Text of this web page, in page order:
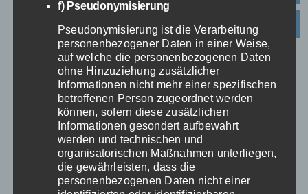
zum Kosten senken bei. Um die
Energie möglichst effizient zu
nutzen – zum einen für den
Umweltschutz, aber gleichzeitig
auch für eine Kostenminimierung,
sollte die Lösung eine Verteilung
auf mehrere nachhaltige
Energieverfahren sein, wie
beispielsweise auf Solar- und
f) Pseudonymisierung
Pseudonymisierung ist die Verarbeitung
personenbezogener Daten in einer Weise,
auf welche die personenbezogenen Daten
ohne Hinzuziehung zusätzlicher
Informationen nicht mehr einer spezifischen
betroffenen Person zugeordnet werden
können, sofern diese zusätzlichen
Informationen gesondert aufbewahrt
werden und technischen und
organisatorischen Maßnahmen unterliegen,
die gewährleisten, dass die
personenbezogenen Daten nicht einer